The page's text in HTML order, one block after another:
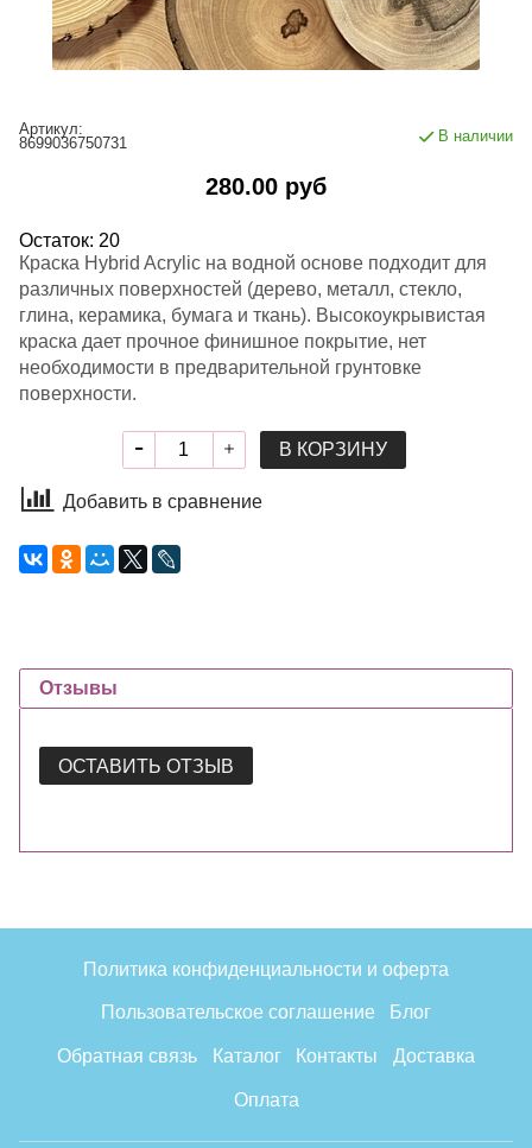
Артикул:
8699036750731
В наличии
280.00 руб
Остаток: 20
Краска Hybrid Acrylic на водной основе подходит для
различных поверхностей (дерево, металл, стекло,
глина, керамика, бумага и ткань). Высокоукрывистая
краска дает прочное финишное покрытие, нет
необходимости в предварительной грунтовке
поверхности.
В КОРЗИНУ
Добавить в сравнение
Отзывы
ОСТАВИТЬ ОТЗЫВ
Политика конфиденциальности и оферта
Пользовательское соглашение Блог
Обратная связь Каталог Контакты Доставка
Оплата